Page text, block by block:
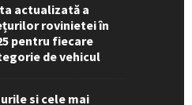
actualizată a
rovinietei în
pentru fiecare
de vehicul
si cele mai